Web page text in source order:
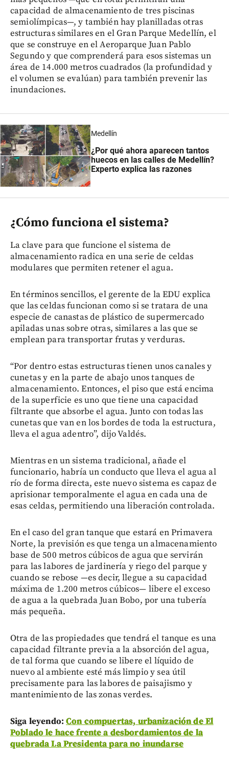
capacidad de almacenamiento de tres piscinas
semiolímpicas—, y también hay planilladas otras
estructuras similares en el Gran Parque Medellín, el
que se construye en el Aeroparque Juan Pablo
Segundo y que comprenderá para esos sistemas un
área de 14.000 metros cuadrados (la profundidad y
el volumen se evalúan) para también prevenir las
inundaciones.
Medellín
¿Por qué ahora aparecen tantos
huecos en las calles de Medellín?
Experto explica las razones
¿Cómo funciona el sistema?
La clave para que funcione el sistema de
almacenamiento radica en una serie de celdas
modulares que permiten retener el agua.
En términos sencillos, el gerente de la EDU explica
que las celdas funcionan como si se tratara de una
especie de canastas de plástico de supermercado
apiladas unas sobre otras, similares a las que se
emplean para transportar frutas y verduras.
“Por dentro estas estructuras tienen unos canales y
cunetas y en la parte de abajo unos tanques de
almacenamiento. Entonces, el piso que está encima
de la superficie es uno que tiene una capacidad
filtrante que absorbe el agua. Junto con todas las
cunetas que van en los bordes de toda la estructura,
lleva el agua adentro”, dijo Valdés.
Mientras en un sistema tradicional, añade el
funcionario, habría un conducto que lleva el agua al
río de forma directa, este nuevo sistema es capaz de
aprisionar temporalmente el agua en cada una de
esas celdas, permitiendo una liberación controlada.
En el caso del gran tanque que estará en Primavera
Norte, la previsión es que tenga un almacenamiento
base de 500 metros cúbicos de agua que servirán
para las labores de jardinería y riego del parque y
cuando se rebose —es decir, llegue a su capacidad
máxima de 1.200 metros cúbicos— libere el exceso
de agua a la quebrada Juan Bobo, por una tubería
más pequeña.
Otra de las propiedades que tendrá el tanque es una
capacidad filtrante previa a la absorción del agua,
de tal forma que cuando se libere el líquido de
nuevo al ambiente esté más limpio y sea útil
precisamente para las labores de paisajismo y
mantenimiento de las zonas verdes.
Siga leyendo:Con compuertas, urbanización de El
Poblado le hace frente a desbordamientos de la
quebrada La Presidenta para no inundarse